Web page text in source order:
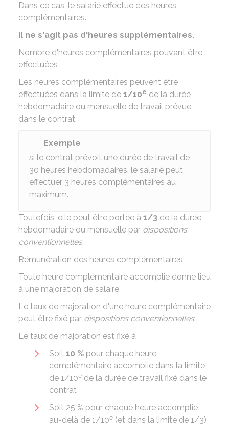
Dans ce cas, le salarié effectue des heures
complémentaires.
Il ne s'agit pas d'heures supplémentaires.
Nombre d'heures complémentaires pouvant être
effectuées
Les heures complémentaires peuvent être
effectuées dans la limite de 1/10e de la durée
hebdomadaire ou mensuelle de travail prévue
dans le contrat.
Exemple
si le contrat prévoit une durée de travail de
30 heures hebdomadaires, le salarié peut
effectuer 3 heures complémentaires au
maximum.
Toutefois, elle peut être portée à 1/3 de la durée
hebdomadaire ou mensuelle par dispositions
conventionnelles.
Rémunération des heures complémentaires
Toute heure complémentaire accomplie donne lieu
à une majoration de salaire.
Le taux de majoration d'une heure complémentaire
peut être fixé par dispositions conventionnelles.
Le taux de majoration est fixé à :
Soit 10 % pour chaque heure
complémentaire accomplie dans la limite
de 1/10e de la durée de travail fixé dans le
contrat
Soit 25 % pour chaque heure accomplie
au-delà de 1/10e (et dans la limite de 1/3)